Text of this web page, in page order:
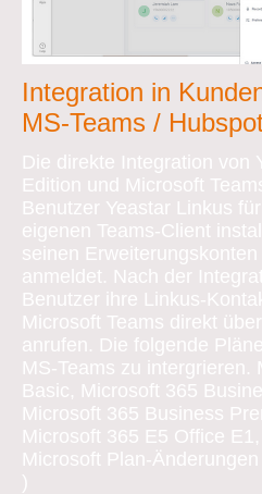
Integration in
MS-Teams /
Die direkte Integration von
Edition und Microsoft
Benutzer Yeastar Linkus
eigenen Teams-Client
seinen
anmeldet. Nach der
Benutzer ihre Linkus-
Microsoft Teams direkt
anrufen. Die folgende
MS-Teams zu intergrieren.
Basic, Microsoft 365
Microsoft 365 Business
Microsoft 365 E5 Office
Microsoft Plan-
)